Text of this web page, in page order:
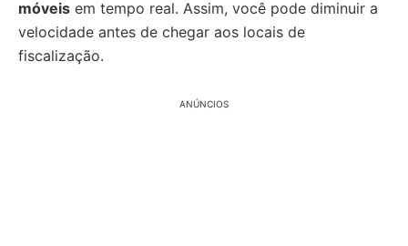
móveis em tempo real. Assim, você pode diminuir a
velocidade antes de chegar aos locais de
fiscalização.
ANÚNCIOS